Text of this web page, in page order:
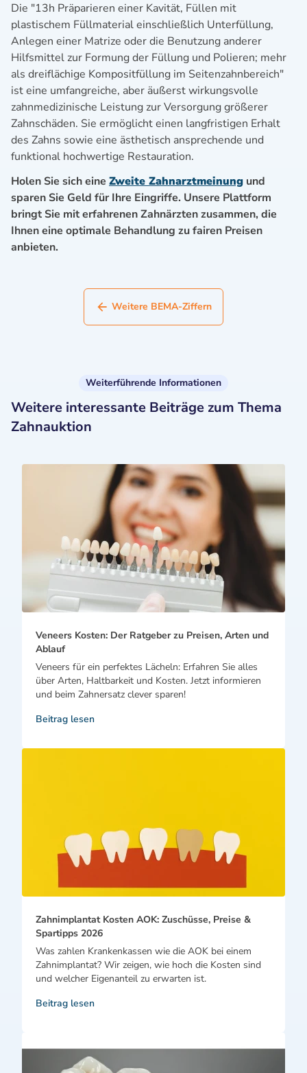
Die "13h Präparieren einer Kavität, Füllen mit
plastischem Füllmaterial einschließlich Unterfüllung,
Anlegen einer Matrize oder die Benutzung anderer
Hilfsmittel zur Formung der Füllung und Polieren; mehr
als dreiflächige Kompositfüllung im Seitenzahnbereich"
ist eine umfangreiche, aber äußerst wirkungsvolle
zahnmedizinische Leistung zur Versorgung größerer
Zahnschäden. Sie ermöglicht einen langfristigen Erhalt
des Zahns sowie eine ästhetisch ansprechende und
funktional hochwertige Restauration.
Holen Sie sich eine Zweite Zahnarztmeinung und
sparen Sie Geld für Ihre Eingriffe. Unsere Plattform
bringt Sie mit erfahrenen Zahnärzten zusammen, die
Ihnen eine optimale Behandlung zu fairen Preisen
anbieten.
Weitere BEMA-Ziffern
Weiterführende Informationen
Weitere interessante Beiträge zum Thema
Zahnauktion
Veneers Kosten: Der Ratgeber zu Preisen, Arten und
Ablauf
Veneers für ein perfektes Lächeln: Erfahren Sie alles
über Arten, Haltbarkeit und Kosten. Jetzt informieren
und beim Zahnersatz clever sparen!
Beitrag lesen
Zahnimplantat Kosten AOK: Zuschüsse, Preise &
Spartipps 2026
Was zahlen Krankenkassen wie die AOK bei einem
Zahnimplantat? Wir zeigen, wie hoch die Kosten sind
und welcher Eigenanteil zu erwarten ist.
Beitrag lesen